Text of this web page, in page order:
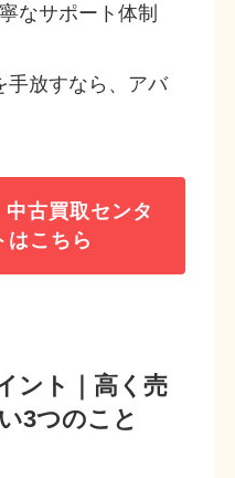
なサポート体制
手放すなら、アバ
古買取センタ
はこちら
ント｜高く売
3つのこと